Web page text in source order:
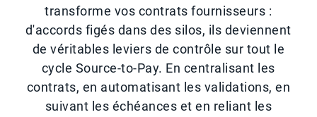
transforme vos contrats fournisseurs :
d'accords figés dans des silos, ils deviennent
de véritables leviers de contrôle sur tout le
cycle Source-to-Pay. En centralisant les
contrats, en automatisant les validations, en
suivant les échéances et en reliant les